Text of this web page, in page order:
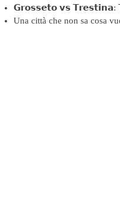
𝗚𝗿𝗼𝘀𝘀𝗲𝘁𝗼 𝘃𝘀 𝗧𝗿𝗲𝘀𝘁𝗶𝗻𝗮:
Una città che non sa cosa